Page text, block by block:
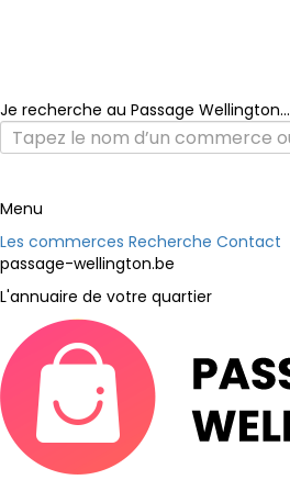
Je recherche au Passage Wellington...
Menu
Les commerces Recherche Contact
passage-wellington.be
L'annuaire de votre quartier